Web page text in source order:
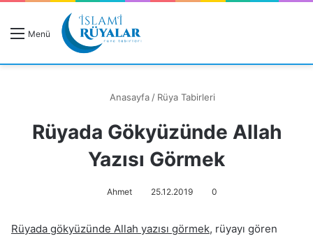
Menü
Anasayfa / Rüya Tabirleri
Rüyada Gökyüzünde Allah
Yazısı Görmek
Ahmet 25.12.2019 0
Rüyada gökyüzünde Allah yazısı görmek, rüyayı gören
Rüyanızı Arayın